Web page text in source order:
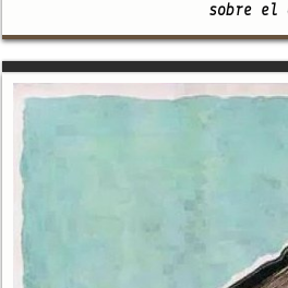
sobre el